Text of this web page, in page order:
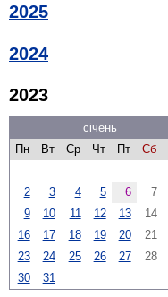
2025
2024
2023
січень
Пн
Вт Ср Чт Пт Сб
2
3 4 5 6 7
9
10 11 12 13 14
16
17 18 19 20 21
23
24 25 26 27 28
30
31